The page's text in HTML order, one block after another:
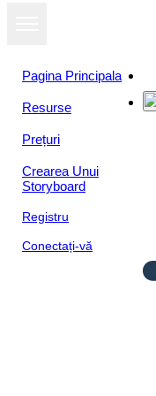
Pagina Principala
Resurse
Prețuri
Crearea Unui
Storyboard
Registru
Conectați-vă
Vizualizați ca
prezentare de